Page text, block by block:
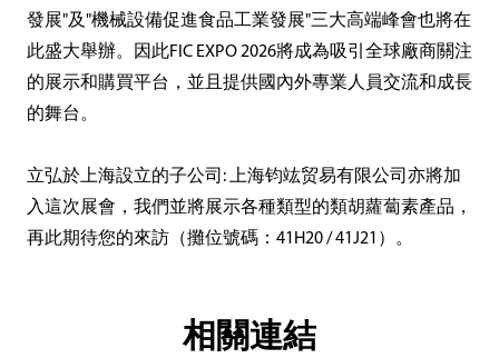
發展"及"機械設備促進食品工業發展"三大高端峰會也將在
此盛大舉辦。因此FIC EXPO 2026將成為吸引全球廠商關注
的展示和購買平台，並且提供國內外專業人員交流和成長
的舞台。
立弘於上海設立的子公司: 上海钧竑贸易有限公司亦將加
入這次展會，我們並將展示各種類型的類胡蘿蔔素產品，
再此期待您的來訪（攤位號碼：41H20 / 41J21）。
相關連結